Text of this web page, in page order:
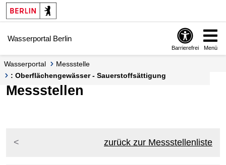
Springe zur Navigation
Springe zum Inhalt
Wasserportal Berlin
Barrierefrei Menü
Wasserportal
Messstelle
: Oberflächengewässer - Sauerstoffsättigung
Messstellen
zurück zur Messstellenliste